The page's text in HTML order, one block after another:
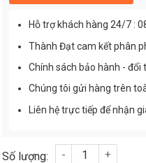
Hỗ trợ khách hàng 24/7 :
Thành Đạt cam kết phân
Chính sách bảo hành - đổi
Chúng tôi gửi hàng trên
Liên hệ trực tiếp để nhận
Đèn Năng Lượng Mặt Trời